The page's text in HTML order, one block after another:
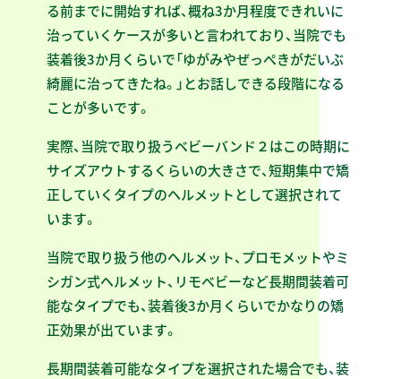
る前までに開始すれば、概ね3か月程度できれいに
治っていくケースが多いと言われており、当院でも
装着後3か月くらいで「ゆがみやぜっぺきがだいぶ
綺麗に治ってきたね。」とお話しできる段階になる
ことが多いです。
実際、当院で取り扱うベビーバンド２はこの時期に
サイズアウトするくらいの大きさで、短期集中で矯
正していくタイプのヘルメットとして選択されて
います。
当院で取り扱う他のヘルメット、プロモメットやミ
シガン式ヘルメット、リモベビーなど長期間装着可
能なタイプでも、装着後3か月くらいでかなりの矯
正効果が出ています。
長期間装着可能なタイプを選択された場合でも、装